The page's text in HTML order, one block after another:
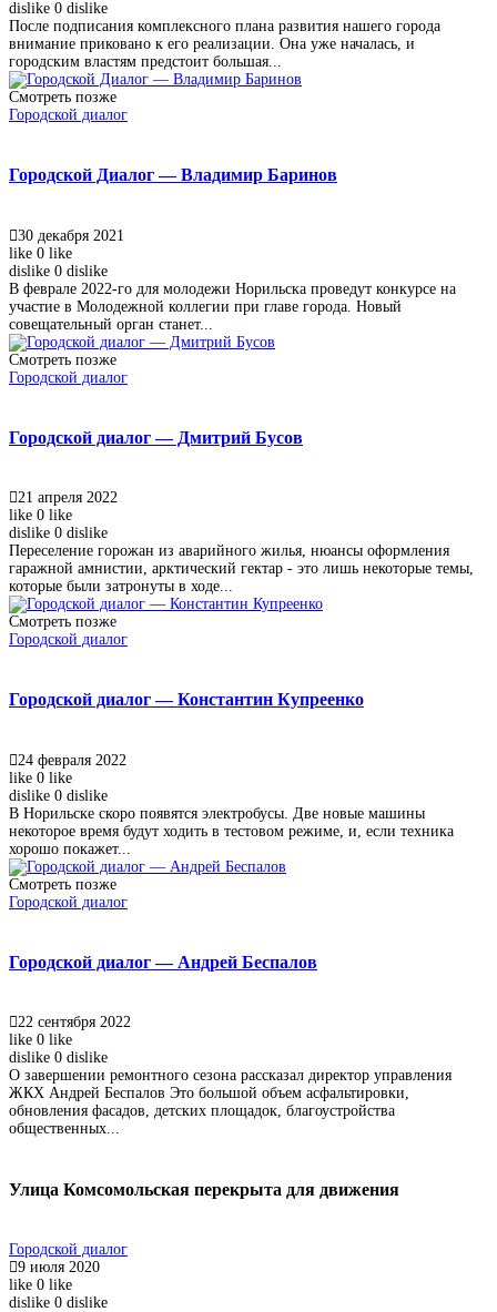
dislike 0 dislike
После подписания комплексного плана развития нашего города
внимание приковано к его реализации. Она уже началась, и
городским властям предстоит большая...
Смотреть позже
Городской диалог
Городской Диалог — Владимир Баринов
30 декабря 2021
like 0 like
dislike 0 dislike
В феврале 2022-го для молодежи Норильска проведут конкурсе на
участие в Молодежной коллегии при главе города. Новый
совещательный орган станет...
Смотреть позже
Городской диалог
Городской диалог — Дмитрий Бусов
21 апреля 2022
like 0 like
dislike 0 dislike
Переселение горожан из аварийного жилья, нюансы оформления
гаражной амнистии, арктический гектар - это лишь некоторые темы,
которые были затронуты в ходе...
Смотреть позже
Городской диалог
Городской диалог — Константин Купреенко
24 февраля 2022
like 0 like
dislike 0 dislike
В Норильске скоро появятся электробусы. Две новые машины
некоторое время будут ходить в тестовом режиме, и, если техника
хорошо покажет...
Смотреть позже
Городской диалог
Городской диалог — Андрей Беспалов
22 сентября 2022
like 0 like
dislike 0 dislike
О завершении ремонтного сезона рассказал директор управления
ЖКХ Андрей Беспалов Это большой объем асфальтировки,
обновления фасадов, детских площадок, благоустройства
общественных...
Улица Комсомольская перекрыта для движения
Городской диалог
9 июля 2020
like 0 like
dislike 0 dislike